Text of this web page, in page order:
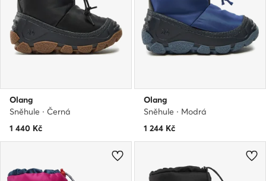
Olang
Sněhule · Černá
1 440 Kč
Olang
Sněhule · Modrá
1 244 Kč